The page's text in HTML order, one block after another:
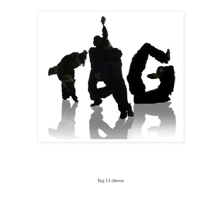
Tag 11 choses